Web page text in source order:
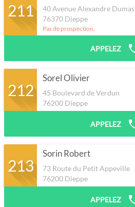
211
40 Avenue Alexandre Dumas
76370 Dieppe
Pas de prospection.
APPELEZ
212
Sorel Olivier
45 Boulevard de Verdun
76200 Dieppe
APPELEZ
213
Sorin Robert
73 Route du Petit Appeville
76200 Dieppe
APPELEZ